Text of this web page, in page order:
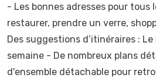
- Les bonnes adresses pour tous
restaurer, prendre un verre,
Des suggestions d’itinéraires : Le
semaine - De nombreux plans
d'ensemble détachable pour